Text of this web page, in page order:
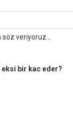
veriyoruz...
eksi bir kac eder?